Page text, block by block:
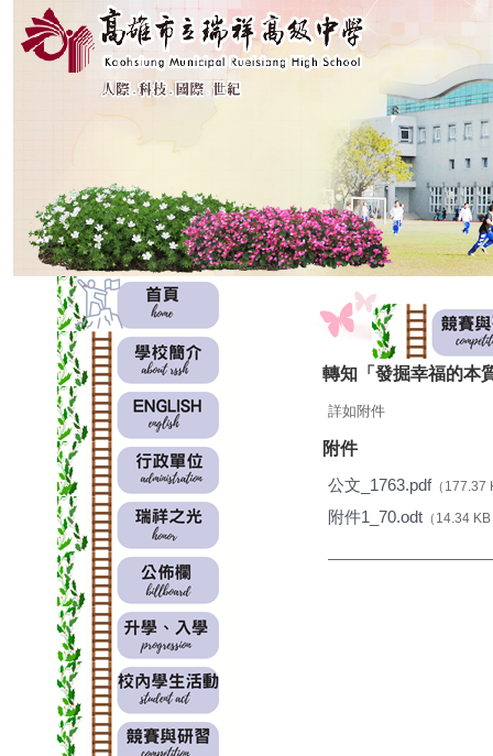
::: :::
轉知「發掘幸福的本
詳如附件
附件
公文_1763.pdf（177.37
附件1_70.odt （14.34